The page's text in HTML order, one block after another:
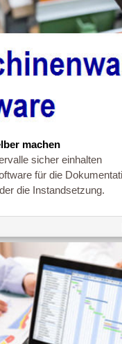
machen
sicher einhalten
für die
die Instandsetzung.